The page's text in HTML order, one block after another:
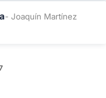
- Joaquín Martínez